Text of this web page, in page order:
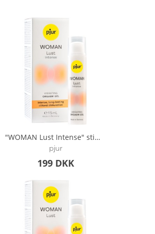
"WOMAN Lust Intense" stimuleringsgel til klitoris
pjur
199 DKK